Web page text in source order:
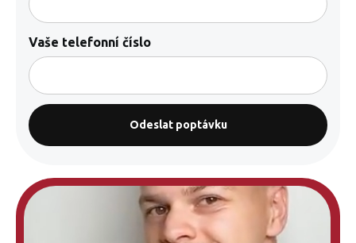
Vaše telefonní číslo